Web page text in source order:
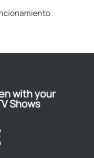
with your
Shows